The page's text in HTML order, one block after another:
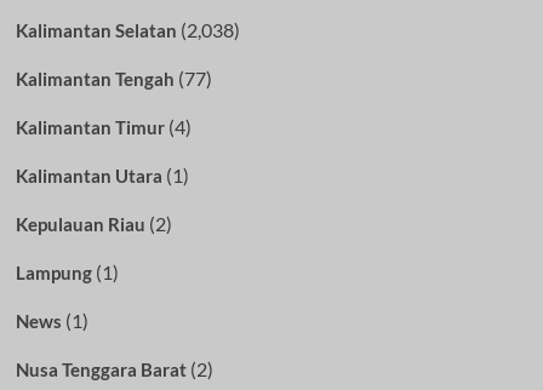
Kalimantan Selatan (2,038)
Kalimantan Tengah (77)
Kalimantan Timur(4)
Kalimantan Utara (1)
Kepulauan Riau (2)
Lampung(1)
News (1)
Nusa Tenggara Barat(2)